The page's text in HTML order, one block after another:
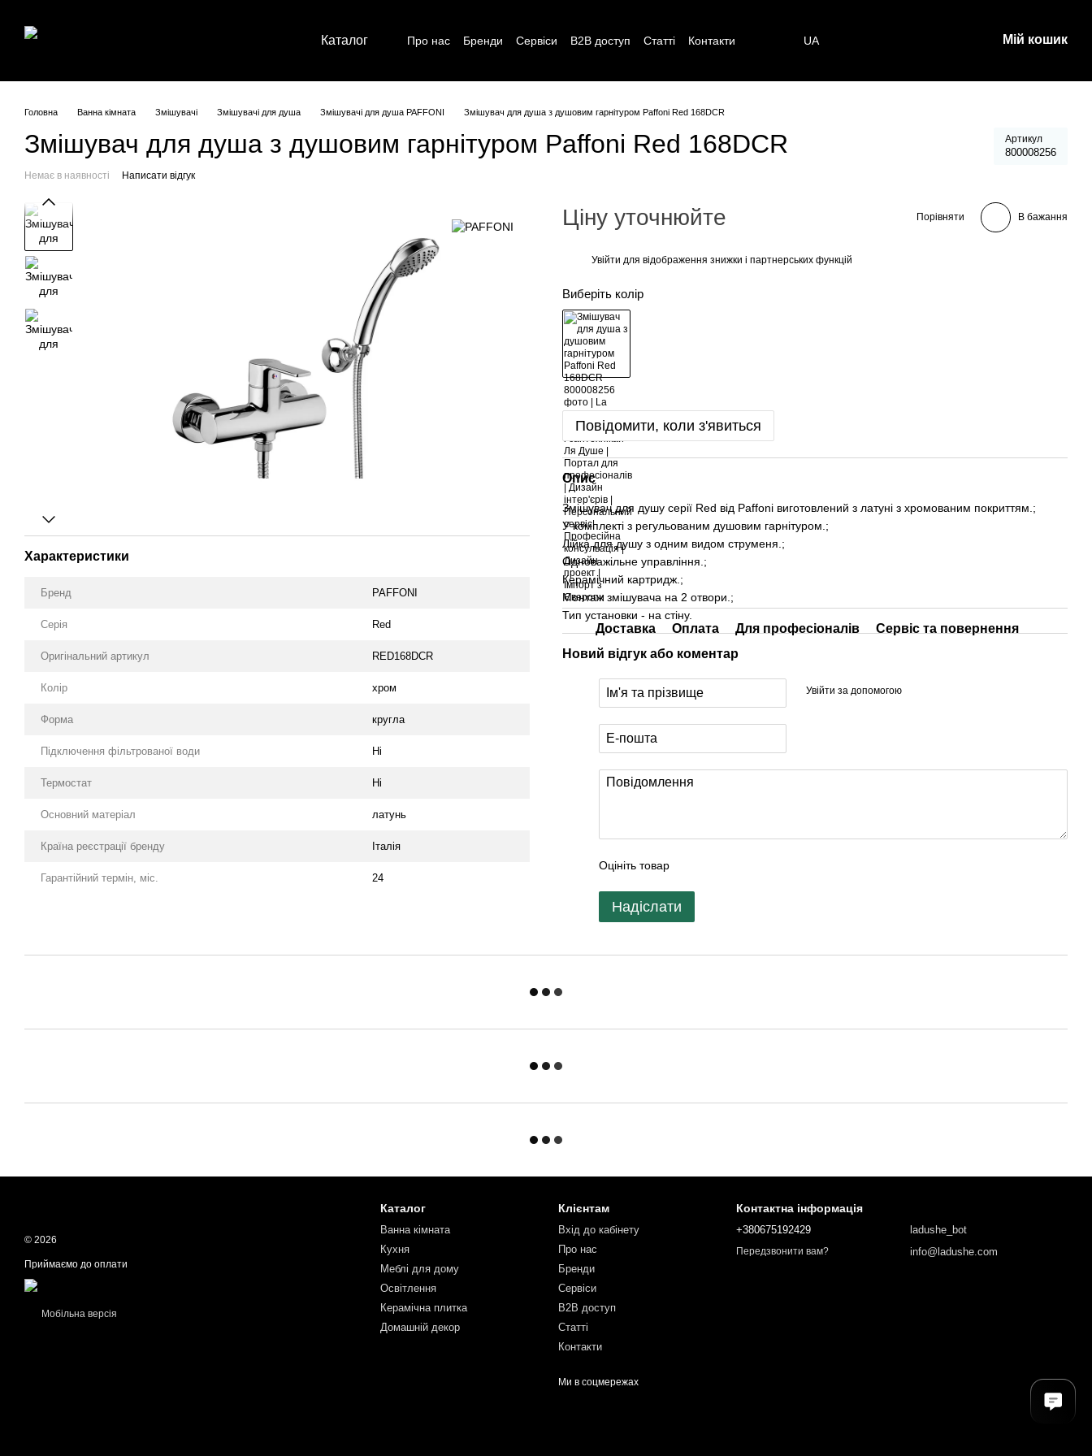
Каталог Про нас Бренди Сервіси B2B доступ Статті Контакти UA Мій кошик
Головна Ванна кімната Змішувачі Змішувачі для душа Змішувачі для душа PAFFONI Змішувач для душа з душовим гарнітуром Paffoni Red 168DCR
Змішувач для душа з душовим гарнітуром Paffoni Red 168DCR Артикул
800008256
Немає в наявності Написати відгук
Характеристики
Бренд PAFFONI
Серія Red
Оригінальний артикул RED168DCR
Колір хром
Форма кругла
Підключення фільтрованої води Ні
Термостат Ні
Основний матеріал латунь
Країна реєстрації бренду Італія
Гарантійний термін, міс. 24
Ціну уточнюйте Порівняти В бажання
Увійти для відображення знижки і партнерських функцій
Виберіть колір
Повідомити, коли з'явиться
Опис
Змішувач для душу серії Red від Paffoni виготовлений з латуні з хромованим покриттям.;
У комплекті з регульованим душовим гарнітуром.;
Лійка для душу з одним видом струменя.;
Одноважільне управління.;
Керамічний картридж.;
Монтаж змішувача на 2 отвори.;
Тип установки - на стіну.
Доставка Оплата Для професіоналів
Сервіс та повернення
Новий відгук або коментар
Увійти за допомогою
Оцініть товар
Надіслати
© 2026
Приймаємо до оплати
Мобільна версія
Каталог
Ванна кімната
Кухня
Меблі для дому
Освітлення
Керамічна плитка
Домашній декор
Клієнтам
Вхід до кабінету
Про нас
Бренди
Сервіси
B2B доступ
Статті
Контакти
Ми в соцмережах
Контактна інформація
+380675192429
Передзвонити вам?
ladushe_bot
info@ladushe.com